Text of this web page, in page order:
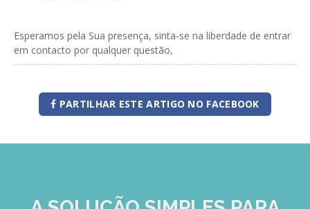
Esperamos pela Sua presença, sinta-se na liberdade de entrar
em contacto por qualquer questão,
PARTILHAR ESTE ARTIGO NO FACEBOOK